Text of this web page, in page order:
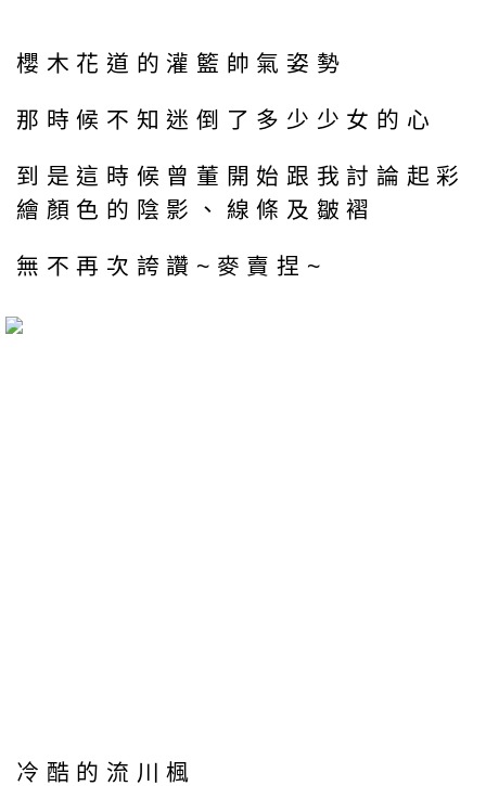
櫻木花道的灌籃帥氣姿勢
那時候不知迷倒了多少少女的心
到是這時候曾董開始跟我討論起彩
繪顏色的陰影、線條及皺褶
無不再次誇讚~麥賣捏~
冷酷的流川楓